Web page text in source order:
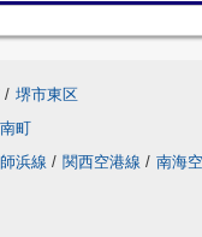
/ 堺市東区
町
浜線 / 関西空港線 / 南海